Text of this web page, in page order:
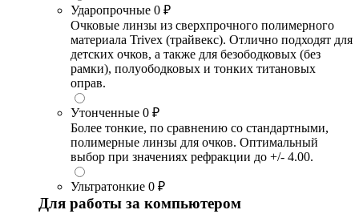
Ударопрочные 0 ₽
Очковые линзы из сверхпрочного полимерного
материала Trivex (трайвекс). Отлично подходят для
детских очков, а также для безободковых (без
рамки), полуободковых и тонких титановых
оправ.
Утонченные 0 ₽
Более тонкие, по сравнению со стандартными,
полимерные линзы для очков. Оптимальный
выбор при значениях рефракции до +/- 4.00.
Ультратонкие 0 ₽
Для работы за компьютером